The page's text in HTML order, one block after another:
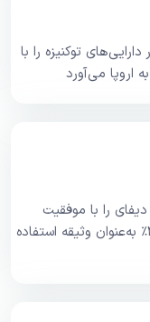
توکنیزه را با
اروپا می‌آورد
را با موفقیت
پشت سر گذاشت، اما کمتر از ۲٪ به‌عنوان وثیقه استفاده